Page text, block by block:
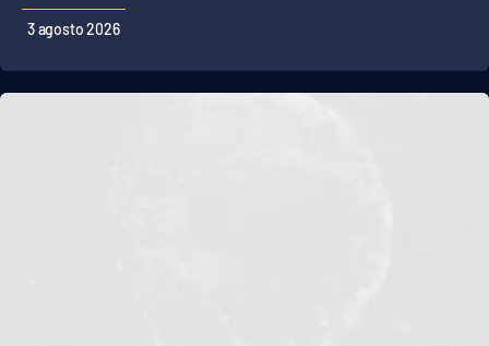
3 agosto 2026